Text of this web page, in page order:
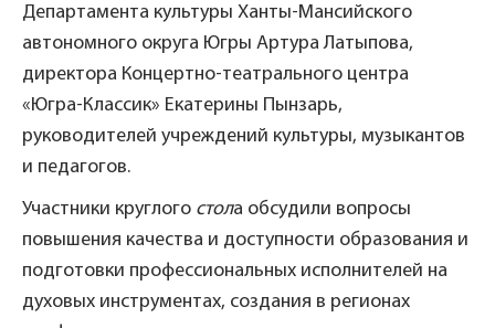
Департамента культуры Ханты-Мансийского
автономного округа Югры Артура Латыпова,
директора Концертно-театрального центра
«Югра-Классик» Екатерины Пынзарь,
руководителей учреждений культуры, музыкантов
и педагогов.
Участники круглого стола обсудили вопросы
повышения качества и доступности образования и
подготовки профессиональных исполнителей на
духовых инструментах, создания в регионах